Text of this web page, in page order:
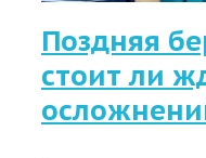
Поздняя
стоит ли